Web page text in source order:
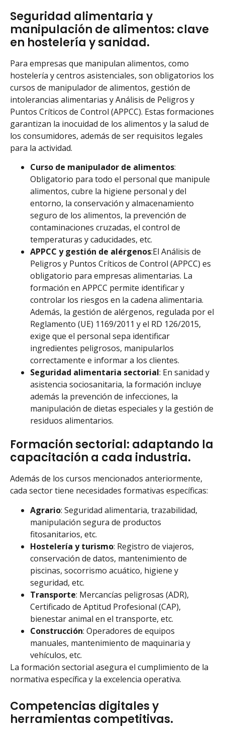
Seguridad alimentaria y
manipulación de alimentos: clave
en hostelería y sanidad.
Para empresas que manipulan alimentos, como
hostelería y centros asistenciales, son obligatorios los
cursos de manipulador de alimentos, gestión de
intolerancias alimentarias y Análisis de Peligros y
Puntos Críticos de Control (APPCC). Estas formaciones
garantizan la inocuidad de los alimentos y la salud de
los consumidores, además de ser requisitos legales
para la actividad.
Curso de manipulador de alimentos:
Obligatorio para todo el personal que manipule
alimentos, cubre la higiene personal y del
entorno, la conservación y almacenamiento
seguro de los alimentos, la prevención de
contaminaciones cruzadas, el control de
temperaturas y caducidades, etc.
APPCC y gestión de alérgenos:El Análisis de
Peligros y Puntos Críticos de Control (APPCC) es
obligatorio para empresas alimentarias. La
formación en APPCC permite identificar y
controlar los riesgos en la cadena alimentaria.
Además, la gestión de alérgenos, regulada por el
Reglamento (UE) 1169/2011 y el RD 126/2015,
exige que el personal sepa identificar
ingredientes peligrosos, manipularlos
correctamente e informar a los clientes.
Seguridad alimentaria sectorial: En sanidad y
asistencia sociosanitaria, la formación incluye
además la prevención de infecciones, la
manipulación de dietas especiales y la gestión de
residuos alimentarios.
Formación sectorial: adaptando la
capacitación a cada industria.
Además de los cursos mencionados anteriormente,
cada sector tiene necesidades formativas específicas:
Agrario: Seguridad alimentaria, trazabilidad,
manipulación segura de productos
fitosanitarios, etc.
Hostelería y turismo: Registro de viajeros,
conservación de datos, mantenimiento de
piscinas, socorrismo acuático, higiene y
seguridad, etc.
Transporte: Mercancías peligrosas (ADR),
Certificado de Aptitud Profesional (CAP),
bienestar animal en el transporte, etc.
Construcción: Operadores de equipos
manuales, mantenimiento de maquinaria y
vehículos, etc.
La formación sectorial asegura el cumplimiento de la
normativa específica y la excelencia operativa.
Competencias digitales y
herramientas competitivas.